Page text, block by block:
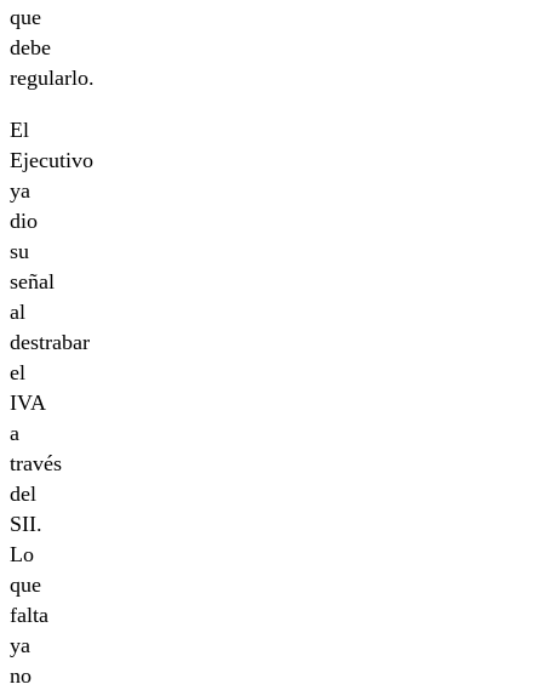
que
debe
regularlo.
El
Ejecutivo
ya
dio
su
señal
al
destrabar
el
IVA
a
través
del
SII.
Lo
que
falta
ya
no